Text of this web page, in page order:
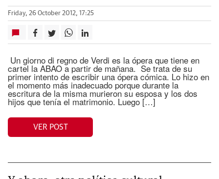
Friday, 26 October 2012, 17:25
Un giorno di regno de Verdi es la ópera que tiene en
cartel la ABAO a partir de mañana. Se trata de su
primer intento de escribir una ópera cómica. Lo hizo en
el momento más inadecuado porque durante la
escritura de la misma murieron su esposa y los dos
hijos que tenía el matrimonio. Luego […]
VER POST